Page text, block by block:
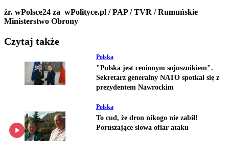
żr. wPolsce24 za wPolityce.pl / PAP / TVR / Rumuńskie
Ministerstwo Obrony
Czytaj także
Polska
"Polska jest cenionym sojusznikiem".
Sekretarz generalny NATO spotkał się z
prezydentem Nawrockim
Polska
To cud, że dron nikogo nie zabił!
Poruszające słowa ofiar ataku